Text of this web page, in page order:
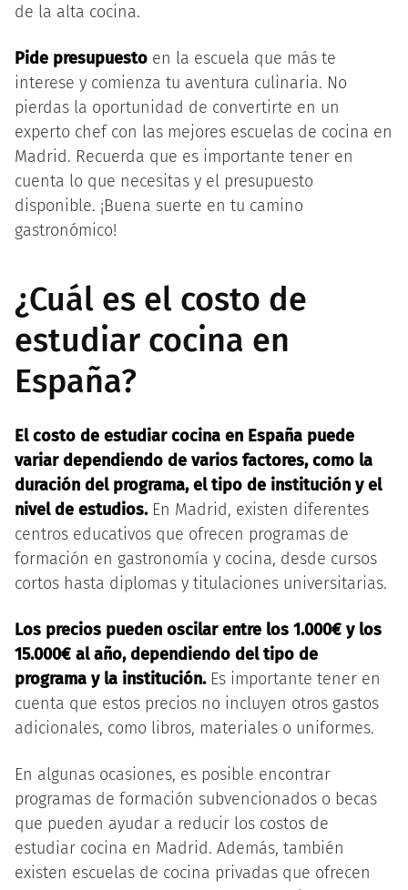
de la alta cocina.
Pide presupuesto en la escuela que más te
interese y comienza tu aventura culinaria. No
pierdas la oportunidad de convertirte en un
experto chef con las mejores escuelas de cocina en
Madrid. Recuerda que es importante tener en
cuenta lo que necesitas y el presupuesto
disponible. ¡Buena suerte en tu camino
gastronómico!
¿Cuál es el costo de
estudiar cocina en
España?
El costo de estudiar cocina en España puede
variar dependiendo de varios factores, como la
duración del programa, el tipo de institución y el
nivel de estudios.En Madrid, existen diferentes
centros educativos que ofrecen programas de
formación en gastronomía y cocina, desde cursos
cortos hasta diplomas y titulaciones universitarias.
Los precios pueden oscilar entre los 1.000€ y los
15.000€ al año, dependiendo del tipo de
programa y la institución.Es importante tener en
cuenta que estos precios no incluyen otros gastos
adicionales, como libros, materiales o uniformes.
En algunas ocasiones, es posible encontrar
programas de formación subvencionados o becas
que pueden ayudar a reducir los costos de
estudiar cocina en Madrid. Además, también
existen escuelas de cocina privadas que ofrecen